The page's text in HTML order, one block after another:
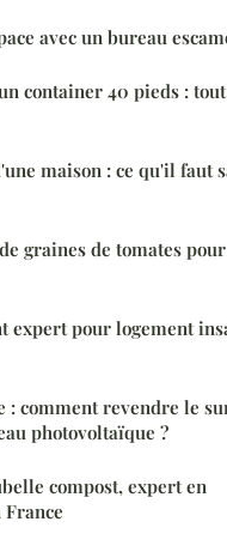
avec un bureau
container 40 pieds :
maison : ce qu'il faut
graines de tomates
expert pour logement
: comment revendre le
photovoltaïque ?
compost, expert en
France